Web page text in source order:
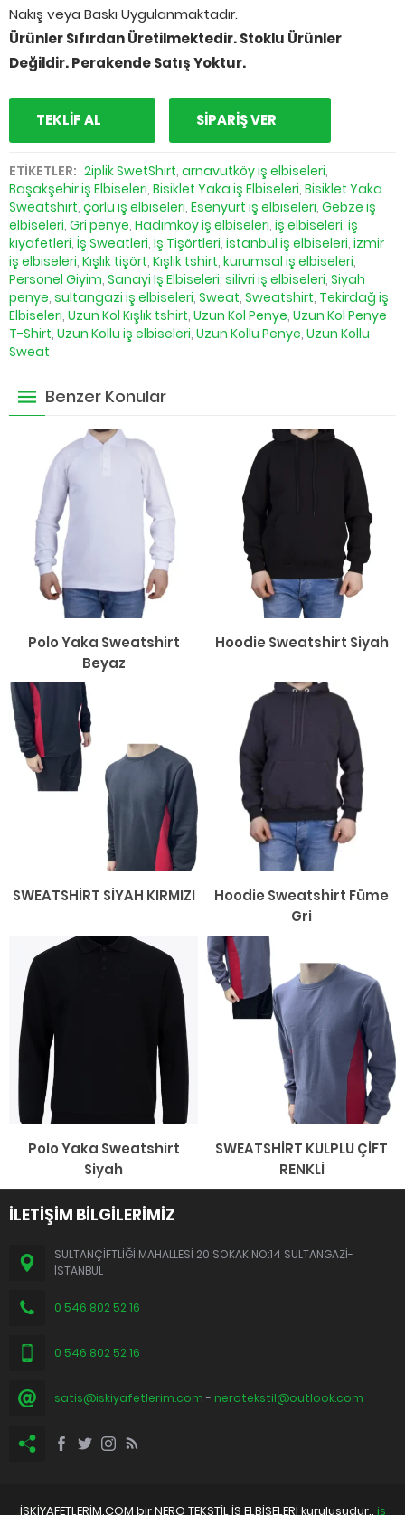
Nakış veya Baskı Uygulanmaktadır.
Ürünler Sıfırdan Üretilmektedir. Stoklu Ürünler
Değildir. Perakende Satış Yoktur.
TEKLİF AL SİPARİŞ VER
ETİKETLER: 2iplik SwetShirt, arnavutköy iş elbiseleri,
Başakşehir iş Elbiseleri, Bisiklet Yaka iş Elbiseleri, Bisiklet Yaka
Sweatshirt, çorlu iş elbiseleri, Esenyurt iş elbiseleri, Gebze iş
elbiseleri, Gri penye, Hadımköy iş elbiseleri, iş elbiseleri, iş
kıyafetleri, İş Sweatleri, İş Tişörtleri, istanbul iş elbiseleri, izmir
iş elbiseleri, Kışlık tişört, Kışlık tshirt, kurumsal iş elbiseleri,
Personel Giyim, Sanayi Iş Elbiseleri, silivri iş elbiseleri, Siyah
penye, sultangazi iş elbiseleri, Sweat, Sweatshirt, Tekirdağ iş
Elbiseleri, Uzun Kol Kışlık tshirt, Uzun Kol Penye, Uzun Kol Penye
T-Shirt, Uzun Kollu iş elbiseleri, Uzun Kollu Penye, Uzun Kollu
Sweat
Benzer Konular
Polo Yaka Sweatshirt
Beyaz
Hoodie Sweatshirt Siyah
SWEATSHİRT SİYAH KIRMIZI
Hoodie Sweatshirt Füme
Gri
Polo Yaka Sweatshirt
Siyah
SWEATSHİRT KULPLU ÇİFT
RENKLİ
İLETİŞİM BİLGİLERİMİZ
SULTANÇİFTLİĞİ MAHALLESİ 20 SOKAK NO:14 SULTANGAZİ-
İSTANBUL
0 546 802 52 16
0 546 802 52 16
satis@iskiyafetlerim.com - nerotekstil@outlook.com
İSKİYAFETLERİM.COM bir NERO TEKSTİL İŞ ELBİSELERİ kuruluşudur.. iş